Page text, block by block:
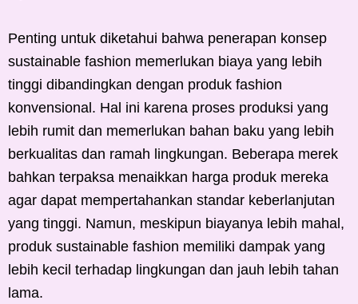
Penting untuk diketahui bahwa penerapan konsep
sustainable fashion memerlukan biaya yang lebih
tinggi dibandingkan dengan produk fashion
konvensional. Hal ini karena proses produksi yang
lebih rumit dan memerlukan bahan baku yang lebih
berkualitas dan ramah lingkungan. Beberapa merek
bahkan terpaksa menaikkan harga produk mereka
agar dapat mempertahankan standar keberlanjutan
yang tinggi. Namun, meskipun biayanya lebih mahal,
produk sustainable fashion memiliki dampak yang
lebih kecil terhadap lingkungan dan jauh lebih tahan
lama.